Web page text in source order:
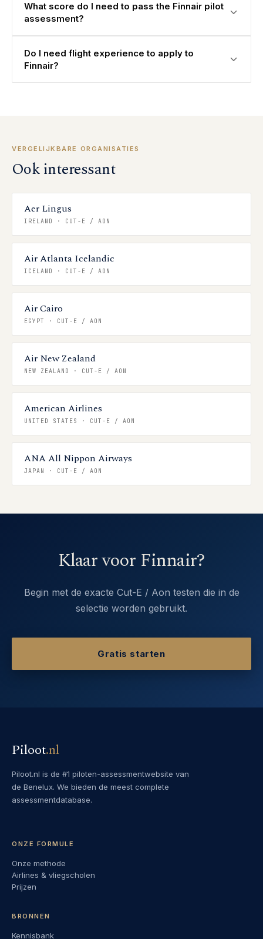
What score do I need to pass the Finnair pilot
assessment?
Do I need flight experience to apply to
Finnair?
VERGELIJKBARE ORGANISATIES
Ook interessant
Aer Lingus
IRELAND · CUT-E / AON
Air Atlanta Icelandic
ICELAND · CUT-E / AON
Air Cairo
EGYPT · CUT-E / AON
Air New Zealand
NEW ZEALAND · CUT-E / AON
American Airlines
UNITED STATES · CUT-E / AON
ANA All Nippon Airways
JAPAN · CUT-E / AON
Klaar voor Finnair?
Begin met de exacte Cut-E / Aon testen die in de
selectie worden gebruikt.
Gratis starten
Piloot.nl
Piloot.nl is de #1 piloten-assessmentwebsite van
de Benelux. We bieden de meest complete
assessmentdatabase.
ONZE FORMULE
Onze methode
Airlines & vliegscholen
Prijzen
BRONNEN
Kennisbank